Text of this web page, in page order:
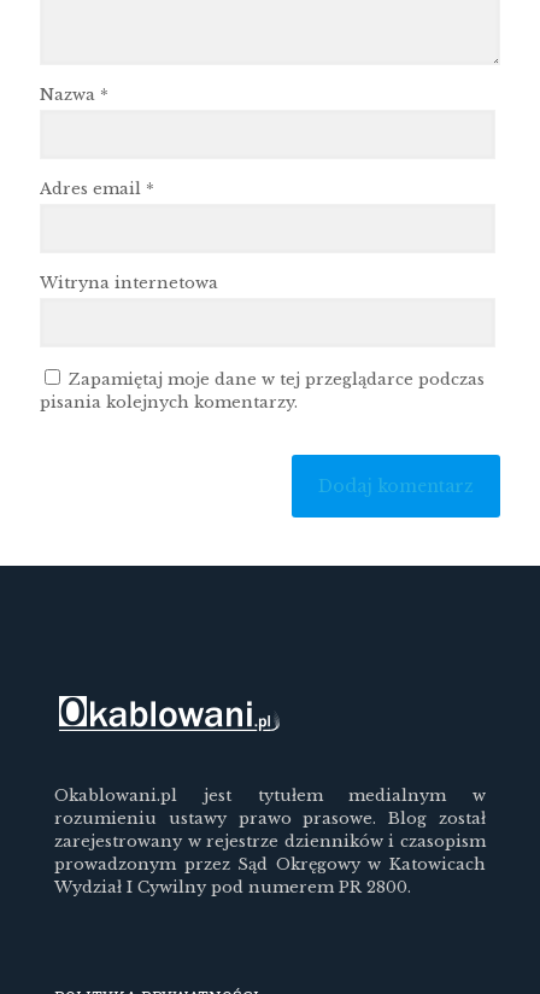
Nazwa *
Adres email *
Witryna internetowa
Zapamiętaj moje dane w tej przeglądarce podczas
pisania kolejnych komentarzy.
Okablowani.pl jest tytułem medialnym w
rozumieniu ustawy prawo prasowe. Blog został
zarejestrowany w rejestrze dzienników i czasopism
prowadzonym przez Sąd Okręgowy w Katowicach
Wydział I Cywilny pod numerem PR 2800.